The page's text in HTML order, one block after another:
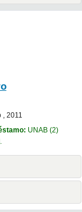
, 2011
UNAB(2)
.